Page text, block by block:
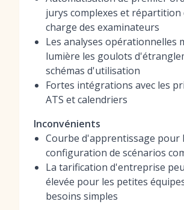
jurys complexes et répartition
charge des examinateurs
Les analyses opérationnelles
lumière les goulots
schémas d'utilisation
Fortes intégrations avec les
ATS et calendriers
Inconvénients
Courbe d'apprentissage pour
configuration de scénarios
La tarification d'entreprise
élevée pour les petites
besoins simples